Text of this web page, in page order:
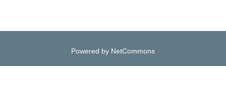
Powered by NetCommons